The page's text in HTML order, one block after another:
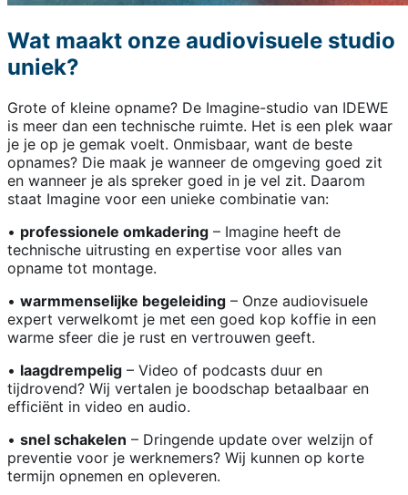
Wat maakt onze audiovisuele studio
uniek?
Grote of kleine opname? De Imagine-studio van IDEWE
is meer dan een technische ruimte. Het is een plek waar
je je op je gemak voelt. Onmisbaar, want de beste
opnames? Die maak je wanneer de omgeving goed zit
en wanneer je als spreker goed in je vel zit. Daarom
staat Imagine voor een unieke combinatie van:
• professionele omkadering – Imagine heeft de
technische uitrusting en expertise voor alles van
opname tot montage.
• warmmenselijke begeleiding – Onze audiovisuele
expert verwelkomt je met een goed kop koffie in een
warme sfeer die je rust en vertrouwen geeft.
• laagdrempelig – Video of podcasts duur en
tijdrovend? Wij vertalen je boodschap betaalbaar en
efficiënt in video en audio.
• snel schakelen – Dringende update over welzijn of
preventie voor je werknemers? Wij kunnen op korte
termijn opnemen en opleveren.